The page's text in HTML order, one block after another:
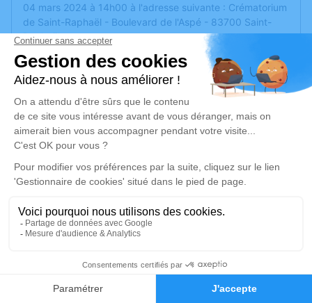
Faire-part Hommages
04 mars 2024 à 14h00 à l'adresse suivante : Crématorium
de Saint-Raphaël - Boulevard de l'Aspé - 83700 Saint-
Raphaël.
Ni fleurs ni couronnes , merci
Un service de plantation d’arbre hommage est
Je rends hommage
Cérémonie religieuse
lundi 04 mars 2024 à 14h00
Crématorium de Saint-Raphaël
83700 Saint-Raphaël